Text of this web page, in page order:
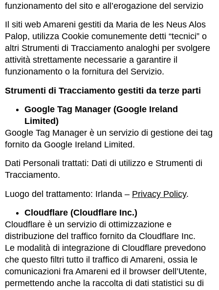
funzionamento del sito e all’erogazione del servizio
Il siti web Amareni gestiti da Maria de les Neus Alos
Palop, utilizza Cookie comunemente detti “tecnici” o
altri Strumenti di Tracciamento analoghi per svolgere
attività strettamente necessarie a garantire il
funzionamento o la fornitura del Servizio.
Strumenti di Tracciamento gestiti da terze parti
Google Tag Manager (Google Ireland
Limited)
Google Tag Manager è un servizio di gestione dei tag
fornito da Google Ireland Limited.
Dati Personali trattati: Dati di utilizzo e Strumenti di
Tracciamento.
Luogo del trattamento: Irlanda – Privacy Policy.
Cloudflare (Cloudflare Inc.)
Cloudflare è un servizio di ottimizzazione e
distribuzione del traffico fornito da Cloudflare Inc.
Le modalità di integrazione di Cloudflare prevedono
che questo filtri tutto il traffico di Amareni, ossia le
comunicazioni fra Amareni ed il browser dell’Utente,
permettendo anche la raccolta di dati statistici su di